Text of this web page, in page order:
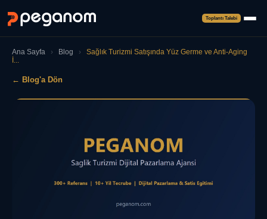
Toplantı Talebi
Ana Sayfa › Blog ›
Sağlık Turizmi Satışında Yüz Germe ve Anti-Aging
İ...
← Blog'a Dön